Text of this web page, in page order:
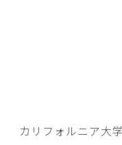
カリフォルニア大